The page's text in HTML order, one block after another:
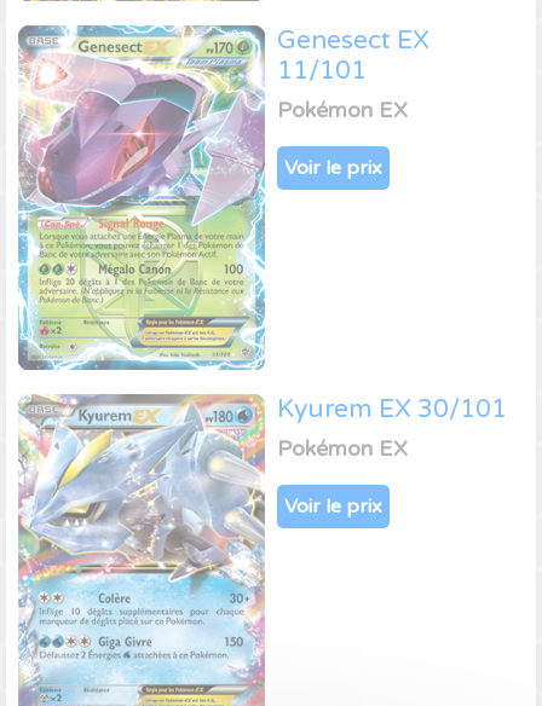
Genesect EX
11/101
Pokémon EX
Voir le prix
Kyurem EX 30/101
Pokémon EX
Voir le prix